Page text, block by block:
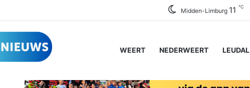
Midden-Limburg 11 ℃
WEERT NEDERWEERT LEUDAL